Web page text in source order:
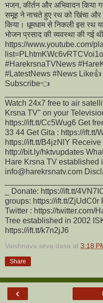
भजन, कीर्तन और अभिवादन किया
समूह ने नाचते हुए रथ को खिंचा और
किया। धूमधाम से निकली इस रथ
भोजन प्रसाद की व्यवस्था की
https://www.youtube.com/
#HarekrsnaTVNews
#LatestNews #News Like👍
Subscribe👈
Watch 24x7 free to air
Krsna TV" on your
https://ift.tt/Cc5Wug6 Get
33 44 Get Gita : https://ift.tt/
https://ift.tt/B4jzNlY
http://bit.ly/hktvupdates
Hare Krsna TV established
info@harekrsnatv.com
_ Donate: https://ift.tt/
groups: https://ift.tt/ZjUdC0r
Twitter : https://twitter.com/
Tree established in 2002
https://ift.tt/k7n2jJ6
Vaishnava seva dasa at 3:18
Share
‹